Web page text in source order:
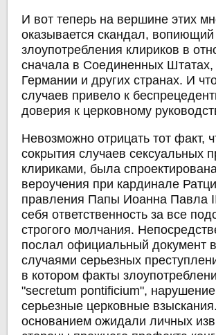
И вот теперь на вершине этих
оказывается скандал,
злоупотребления клириков в
сначала в Соединенных
Германии и других странах. И
случаев привело к
доверия к церковному
Невозможно отрицать тот факт,
сокрытия случаев сексуальных
клириками, была
вероучения при кардинале
правления Папы Иоанна Павла
себя ответственность за все
строгого молчания.
послал официальный документ
случаями серьезных
в котором факты
"secretum pontificium",
серьезные церковные
основанием ожидали личных